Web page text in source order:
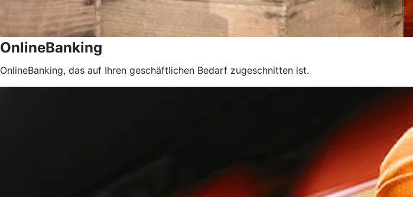
OnlineBanking
OnlineBanking, das auf Ihren geschäftlichen Bedarf zugeschnitten ist.